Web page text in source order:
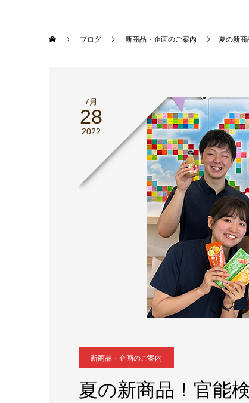
ブログ 新商品・企画のご案内 夏の新
7月
28
2022
新商品・企画のご案内
夏の新商品！官能